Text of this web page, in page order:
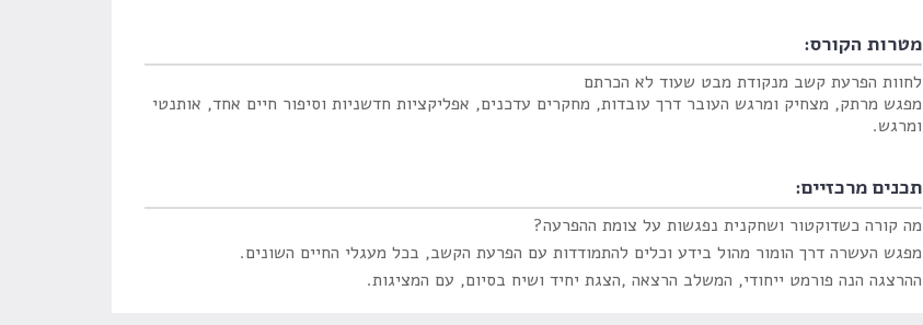
מטרות הקורס:
לחוות הפרעת קשב מנקודת מבט שעוד לא הכרתם
מפגש מרתק, מצחיק ומרגש העובר דרך עובדות, מחקרים עדכנים, אפליקציות חדשניות וסיפור חיים אחד, אותנטי
ומרגש.
תכנים מרכזיים:
מה קורה כשדוקטור ושחקנית נפגשות על צומת ההפרעה?
מפגש העשרה דרך הומור מהול בידע וכלים להתמודדות עם הפרעת הקשב, בכל מעגלי החיים השונים.
ההרצגה הנה פורמט ייחודי, המשלב הרצאה ,הצגת יחיד ושיח בסיום, עם המציגות.